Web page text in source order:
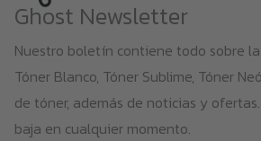
Ghost Newsletter
Nuestro boletín contiene todo sobre
Tóner Blanco, Tóner Sublime, Tóner
de tóner, además de noticias y
baja en cualquier momento.